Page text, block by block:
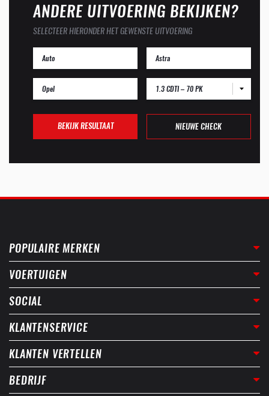
ANDERE UITVOERING BEKIJKEN?
SELECTEER HIERONDER HET GEWENSTE UITVOERING
1.3 CDTI – 70 PK
BEKIJK RESULTAAT NIEUWE CHECK
POPULAIRE MERKEN
VOERTUIGEN
SOCIAL
KLANTENSERVICE
KLANTEN VERTELLEN
BEDRIJF